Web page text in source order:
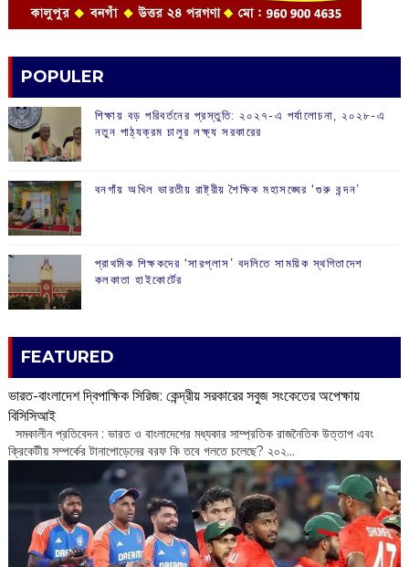
POPULER
শিক্ষায় বড় পরিবর্তনের প্রস্তুতি: ২০২৭-এ পর্যালোচনা, ২০২৮-এ
নতুন পাঠ্যক্রম চালুর লক্ষ্য সরকারের
বনগাঁয় অখিল ভারতীয় রাষ্ট্রীয় শৈক্ষিক মহাসঙ্ঘের ‘গুরু বন্দন’
প্রাথমিক শিক্ষকদের ‘সারপ্লাস’ বদলিতে সাময়িক স্থগিতাদেশ
কলকাতা হাইকোর্টের
FEATURED
ভারত-বাংলাদেশ দ্বিপাক্ষিক সিরিজ: কেন্দ্রীয় সরকারের সবুজ সংকেতের অপেক্ষায়
বিসিসিআই
‌ সমকালীন প্রতিবেদন : ভারত ও বাংলাদেশের মধ্যকার সাম্প্রতিক রাজনৈতিক উত্তাপ এবং
ক্রিকেটীয় সম্পর্কের টানাপোড়েনের বরফ কি তবে গলতে চলেছে? ২০২...